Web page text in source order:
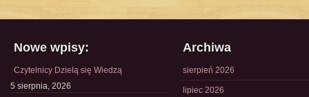
Nowe wpisy:
Czytelnicy Dzielą się Wiedzą
5 sierpnia, 2026
Archiwa
sierpień 2026
lipiec 2026